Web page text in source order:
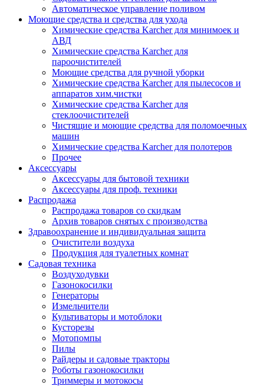
Автоматическое управление поливом
Моющие средства и средства для ухода
Химические средства Karcher для минимоек и
АВД
Химические средства Karcher для
пароочистителей
Моющие средства для ручной уборки
Химические средства Karcher для пылесосов и
аппаратов хим.чистки
Химические средства Karcher для
стеклоочистителей
Чистящие и моющие средства для поломоечных
машин
Химические средства Karcher для полотеров
Прочее
Аксессуары
Аксессуары для бытовой техники
Аксессуары для проф. техники
Распродажа
Распродажа товаров со скидкам
Архив товаров снятых с производства
Здравоохранение и индивидуальная защита
Очистители воздуха
Продукция для туалетных комнат
Садовая техника
Воздуходувки
Газонокосилки
Генераторы
Измельчители
Культиваторы и мотоблоки
Кусторезы
Мотопомпы
Пилы
Райдеры и садовые тракторы
Роботы газонокосилки
Триммеры и мотокосы